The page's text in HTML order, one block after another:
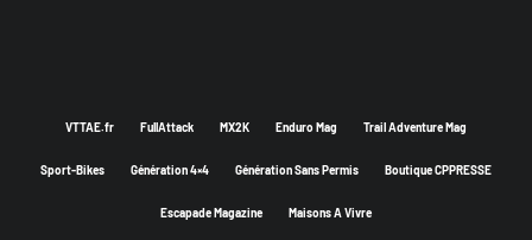
VTTAE.fr FullAttack MX2K Enduro Mag Trail Adventure Mag
Sport-Bikes Génération 4×4 Génération Sans Permis Boutique CPPRESSE
Escapade Magazine Maisons A Vivre